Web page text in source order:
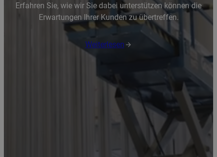
Erfahren Sie, wie wir Sie dabei unterstützen können die
Erwartungen Ihrer Kunden zu übertreffen.
Weiterlesen